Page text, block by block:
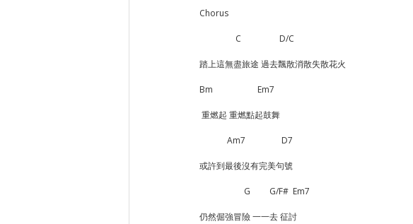
Chorus
                 C                  D/C
踏上這無盡旅途 過去飄散消散失散花火
Bm                     Em7
重燃起 重燃點起鼓舞
             Am7                 D7
或許到最後沒有完美句號
                     G         G/F#  Em7
仍然倔強冒險 一一去 征討